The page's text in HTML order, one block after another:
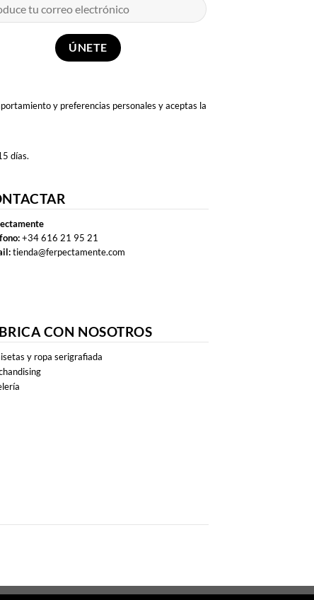
y preferencias personales y aceptas la
días.
+34 616 21 95 21
tienda@ferpectamente.com
CON NOSOTROS
y ropa serigrafiada